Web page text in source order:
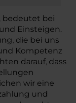
bedeutet bei
Einsteigen.
die bei uns
Kompetenz
darauf, dass
wir eine
und